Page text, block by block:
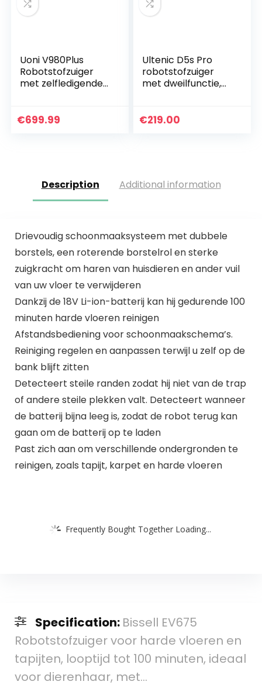
Uoni V980Plus
Robotstofzuiger
met zelfledigende
Robotstofzuigers
€699.99
Ultenic D5s Pro
robotstofzuiger
met dweilfunctie,
robotstofzuiger
€219.00
Description Additional information
Drievoudig schoonmaaksysteem met dubbele
borstels, een roterende borstelrol en sterke
zuigkracht om haren van huisdieren en ander vuil
van uw vloer te verwijderen
Dankzij de 18V Li-ion-batterij kan hij gedurende 100
minuten harde vloeren reinigen
Afstandsbediening voor schoonmaakschema’s.
Reiniging regelen en aanpassen terwijl u zelf op de
bank blijft zitten
Detecteert steile randen zodat hij niet van de trap
of andere steile plekken valt. Detecteert wanneer
de batterij bijna leeg is, zodat de robot terug kan
gaan om de batterij op te laden
Past zich aan om verschillende ondergronden te
reinigen, zoals tapijt, karpet en harde vloeren
Frequently Bought Together Loading...
Specification: Bissell EV675
Robotstofzuiger voor harde vloeren en
tapijten, looptijd tot 100 minuten, ideaal
voor dierenhaar, met…